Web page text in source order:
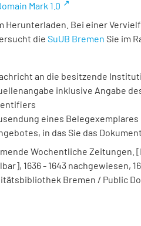
Mark 1.0
Herunterladen. Bei einer
die SuUB Bremen Sie im
an die besitzende
inklusive Angabe
eines
in das Sie das
Wochentliche
1636 - 1643 nachgewiesen,
Bremen / Public